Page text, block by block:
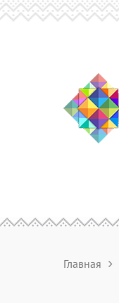
Главная